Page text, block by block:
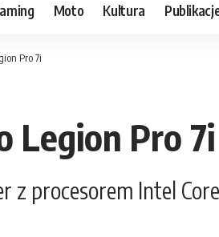
Moto Kultura
Pro 7i
Legion Pro 7i
z procesorem Intel